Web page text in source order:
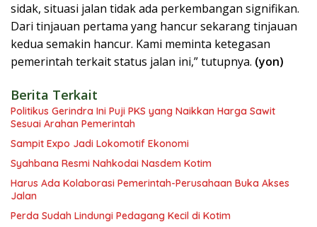
sidak, situasi jalan tidak ada perkembangan signifikan.
Dari tinjauan pertama yang hancur sekarang tinjauan
kedua semakin hancur. Kami meminta ketegasan
pemerintah terkait status jalan ini,” tutupnya. (yon)
Berita Terkait
Politikus Gerindra Ini Puji PKS yang Naikkan Harga Sawit
Sesuai Arahan Pemerintah
Sampit Expo Jadi Lokomotif Ekonomi
Syahbana Resmi Nahkodai Nasdem Kotim
Harus Ada Kolaborasi Pemerintah-Perusahaan Buka Akses
Jalan
Perda Sudah Lindungi Pedagang Kecil di Kotim